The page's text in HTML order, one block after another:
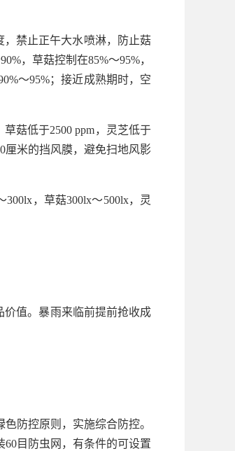
，禁止正午大水喷淋，防止菇
，草菇控制在85%～95%，
～95%；接近成熟期时，空
菇低于2500 ppm，灵芝低于
厘米的挡风膜，避免扫地风影
，草菇300lx～500lx，灵
价值。暴雨来临前提前抢收成
防控原则，实施综合防控。
目防虫网，有条件的可设置